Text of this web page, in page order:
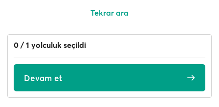
Tekrar ara
0 / 1 yolculuk seçildi
Devam et